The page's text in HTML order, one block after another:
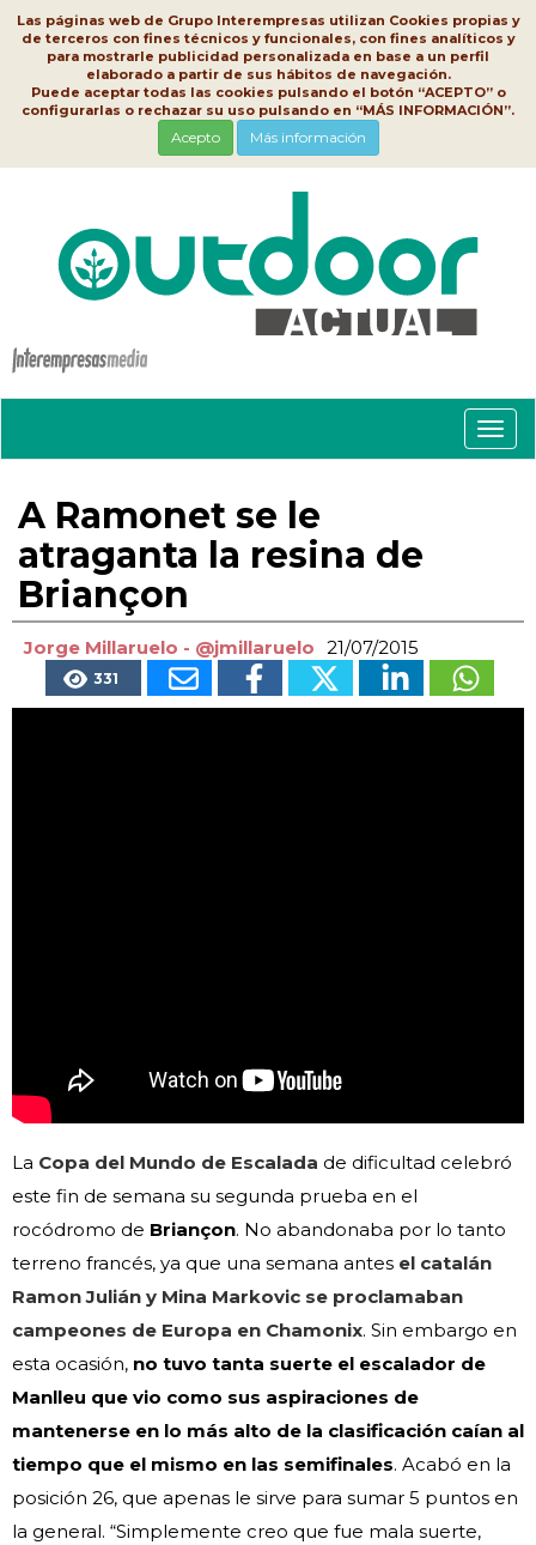
Las páginas web de Grupo Interempresas utilizan Cookies propias y
de terceros con fines técnicos y funcionales, con fines analíticos y
para mostrarle publicidad personalizada en base a un perfil
elaborado a partir de sus hábitos de navegación.
Puede aceptar todas las cookies pulsando el botón “ACEPTO” o
configurarlas o rechazar su uso pulsando en “MÁS INFORMACIÓN”.
Acepto Más información
A Ramonet se le
atraganta la resina de
Briançon
Jorge Millaruelo - @jmillaruelo 21/07/2015
331
La Copa del Mundo de Escalada de dificultad celebró
este fin de semana su segunda prueba en el
rocódromo de Briançon. No abandonaba por lo tanto
terreno francés, ya que una semana antes el catalán
Ramon Julián y Mina Markovic se proclamaban
campeones de Europa en Chamonix. Sin embargo en
esta ocasión, no tuvo tanta suerte el escalador de
Manlleu que vio como sus aspiraciones de
mantenerse en lo más alto de la clasificación caían al
tiempo que el mismo en las semifinales. Acabó en la
posición 26, que apenas le sirve para sumar 5 puntos en
la general. “Simplemente creo que fue mala suerte,